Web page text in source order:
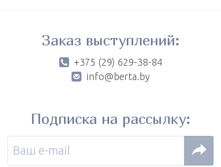
Заказ выступлений:
+375 (29) 629-38-84
info@berta.by
Подписка на рассылку: